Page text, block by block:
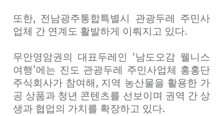
또한, 전남광주통합특별시 관광두레 주민사
업체 간 연계도 활발하게 이뤄지고 있다.
무안영암권의 대표두레인 ‘남도오감 웰니스
여행’에는 진도 관광두레 주민사업체 홍홍단
주식회사가 참여해 , 지역 농산물을 활용한 가
공 상품과 청년 콘텐츠를 선보이며 권역 간 상
생과 협업의 가치를 확장하고 있다.